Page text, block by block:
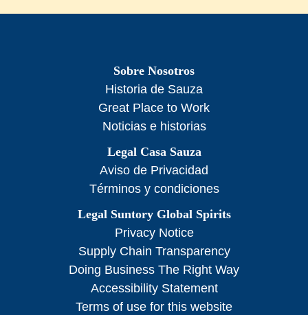
Sobre Nosotros
Historia de Sauza
Great Place to Work
Noticias e historias
Legal Casa Sauza
Aviso de Privacidad
Términos y condiciones
Legal Suntory Global Spirits
Privacy Notice
Supply Chain Transparency
Doing Business The Right Way
Accessibility Statement
Terms of use for this website